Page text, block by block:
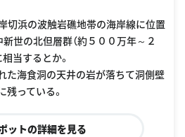
切浜の波触岩礁地帯の海岸線に位置
世の北但層群（約５００万年～２
当するとか。
た海食洞の天井の岩が落ちて洞側壁
っている。
ットの詳細を見る